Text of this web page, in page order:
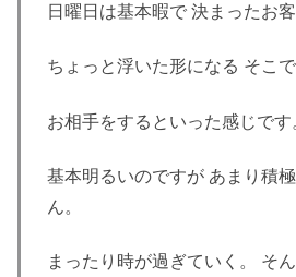
日曜日は基本暇で 決まったお
ちょっと浮いた形になる そこ
お相手をするといった感じです
基本明るいのですが あまり積
ん。
まったり時が過ぎていく。 そん